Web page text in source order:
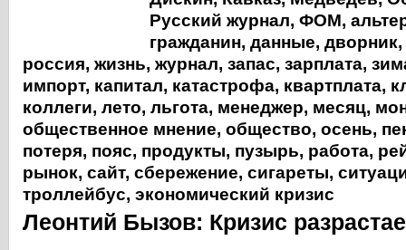
Русский журнал, ФОМ,
гражданин, данные, дворник,
россия, жизнь, журнал, запас, зарплата,
импорт, капитал, катастрофа, квартплата,
коллеги, лето, льгота, менеджер, месяц,
общественное мнение, общество, осень,
потеря, пояс, продукты, пузырь, работа,
рынок, сайт, сбережение, сигареты,
троллейбус, экономический кризис
Леонтий Бызов: Кризис